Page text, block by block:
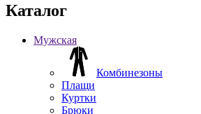
Каталог
Мужская
Комбинезоны
Плащи
Куртки
Брюки